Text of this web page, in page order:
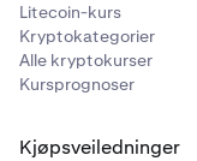
Litecoin-kurs
Kryptokategorier
Alle kryptokurser
Kursprognoser
Kjøpsveiledninger